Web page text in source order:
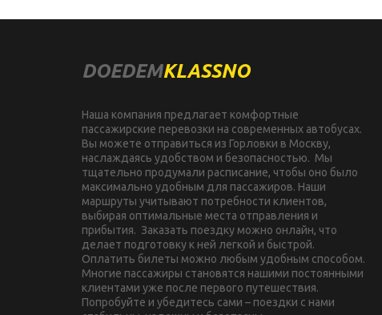
DOEDEMKLASSNO
Наша компания предлагает комфортные
пассажирские перевозки на современных автобусах.
Вы можете отправиться из Горловки в Москву,
наслаждаясь удобством и безопасностью.  Мы
тщательно продумали расписание, чтобы оно было
максимально удобным для пассажиров. Наши
маршруты учитывают потребности клиентов,
выбирая оптимальные места отправления и
прибытия.  Заказать поездку можно онлайн, что
делает подготовку к ней легкой и быстрой.
Оплатить билеты можно любым удобным способом.
Многие пассажиры становятся нашими постоянными
клиентами уже после первого путешествия.
Попробуйте и убедитесь сами – поездки с нами